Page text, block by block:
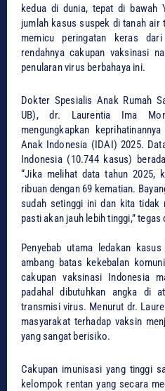
kedua di dunia, tepat di bawah
jumlah kasus suspek di tanah air
memicu peringatan keras
rendahnya cakupan vaksinasi
penularan virus berbahaya ini.
​Dokter Spesialis Anak Rumah
UB), dr. Laurentia Ima
mengungkapkan
Anak Indonesia (IDAI) 2025.
Indonesia (10.744 kasus)
“Jika melihat data tahun 2025,
ribuan dengan 69 kematian.
sudah setinggi ini dan kita tidak
pasti akan jauh lebih tinggi,” tegas
​Penyebab utama ledakan
ambang batas kekebalan
cakupan vaksinasi Indonesia
padahal dibutuhkan angka di
transmisi virus. Menurut dr.
masyarakat terhadap vaksin
yang sangat berisiko.
​Cakupan imunisasi yang tinggi
kelompok rentan yang secara